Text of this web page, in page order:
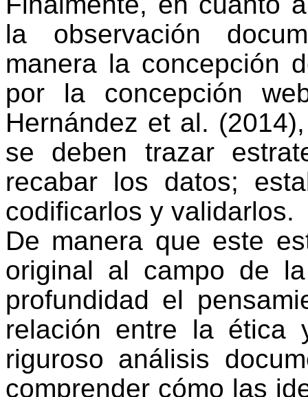
la observación
manera la concepción
por la concepción
Hernández et al.
se deben trazar
recabar los datos;
codificarlos y validarlos.
De manera que este
original al campo de
profundidad el
relación entre la
riguroso análisis
comprender cómo las